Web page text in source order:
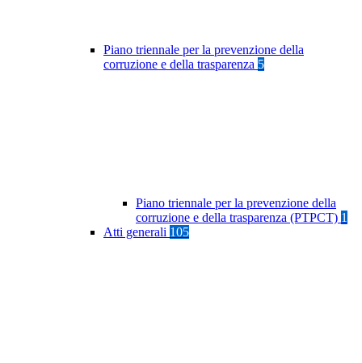
Piano triennale per la prevenzione della
corruzione e della trasparenza 5
Piano triennale per la prevenzione della
corruzione e della trasparenza (PTPCT) 1
Atti generali 105